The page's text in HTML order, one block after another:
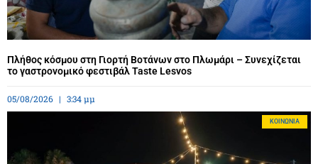
Πλήθος κόσμου στη Γιορτή Βοτάνων στο Πλωμάρι – Συνεχίζεται
το γαστρονομικό φεστιβάλ Taste Lesvos
05/08/2026 3:34 μμ
ΚΟΙΝΩΝΊΑ